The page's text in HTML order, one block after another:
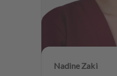
Nadine Zaki